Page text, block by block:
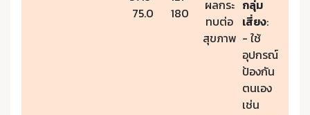
75.0
180
ผลกระ
ทบต่อ
สุขภาพ
กลุ่ม
เสี่ยง:
- ใช้
อุปกรณ์
ป้องกัน
ตนเอง
เช่น